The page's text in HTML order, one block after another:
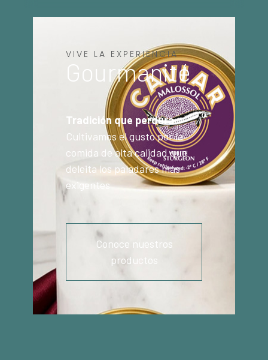
VIVE LA EXPERIENCIA
Gourmanité
Tradición que perdura
Cultivamos el gusto por la
comida de alta calidad que
deleita los paladares más
exigentes
Conoce nuestros
productos